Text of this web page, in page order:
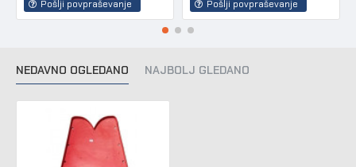
Pošlji povpraševanje Pošlji povpraševanje
NEDAVNO OGLEDANO NAJBOLJ GLEDANO